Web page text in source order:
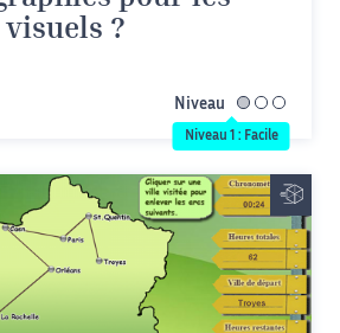
?
Niveau facile
Niveau 1 : Facile